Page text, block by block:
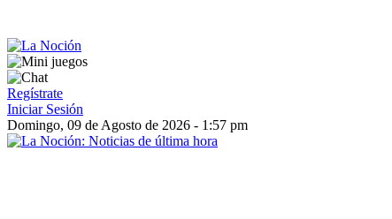
Regístrate
Iniciar Sesión
Domingo, 09 de Agosto de 2026 - 1:57 pm